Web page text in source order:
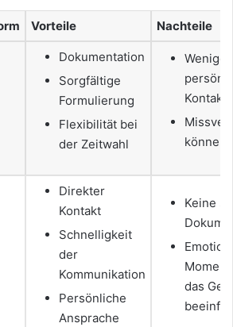
Vorteile Nachteile
Dokumentation
Sorgfältige
Formulierung
Flexibilität bei
der Zeitwahl
Weniger
Kontakt
können
Direkter
Kontakt
Schnelligkeit
der
Kommunikation
Persönliche
Ansprache
Keine
das